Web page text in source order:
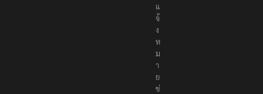
ธ์
แ
จ้
ง
ห
ม
า
ย